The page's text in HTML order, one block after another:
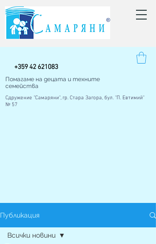
Помагаме на децата и техните
семейства
Сдружение "Самаряни", гр. Стара Загора, бул. "П. Евтимий"
№ 57
+359 42 621083
Публикация
Всички новини